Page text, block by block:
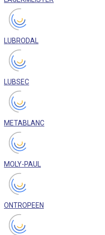
LUBRODAL
LUBSEC
METABLANC
MOLY-PAUL
ONTROPEEN